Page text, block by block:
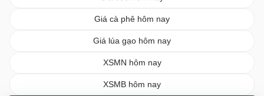
Giá cà phê hôm nay
Giá lúa gạo hôm nay
XSMN hôm nay
XSMB hôm nay